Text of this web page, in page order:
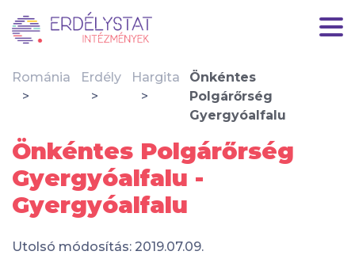
Románia Erdély Hargita
Önkéntes
Polgárőrség
Gyergyóalfalu
Önkéntes Polgárőrség
Gyergyóalfalu -
Gyergyóalfalu
Utolsó módosítás: 2019.07.09.